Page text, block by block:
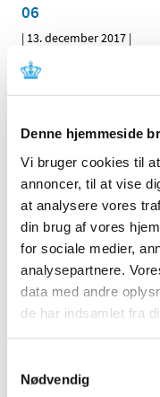
Denne hjemmeside
Vi bruger cookies til
annoncer, til at vise
at analysere vores
din brug af vores
for sociale medier,
analysepartnere.
data med andre
de har indsamlet fra
Nødvendig
06
| 13. december 2017 |
09
08
|13. december 2017|
07
13. december 2017 |
10
|13. december 2017|
12